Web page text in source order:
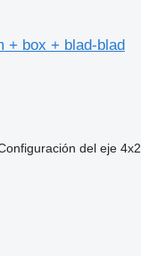
+ box + blad-blad
del eje 4x2